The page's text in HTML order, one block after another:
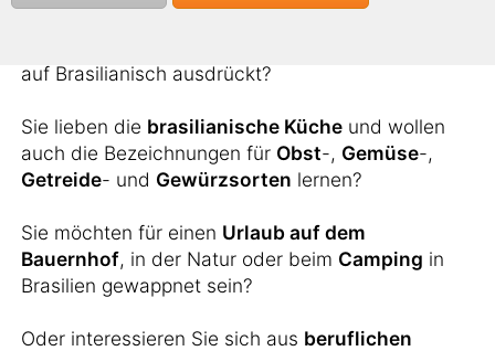
auf Brasilianisch ausdrückt?
Sie lieben die brasilianische Küche und wollen
auch die Bezeichnungen für Obst-, Gemüse-,
Getreide- und Gewürzsorten lernen?
Sie möchten für einen Urlaub auf dem
Bauernhof, in der Natur oder beim Camping in
Brasilien gewappnet sein?
Oder interessieren Sie sich aus beruflichen